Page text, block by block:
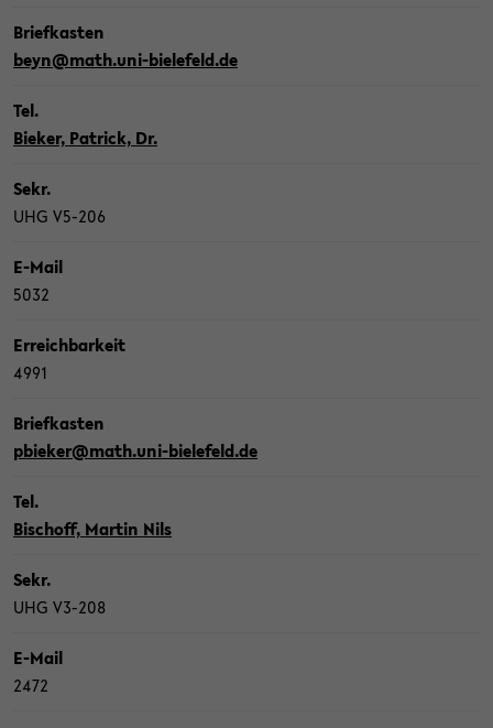
Brief­kas­ten
beyn@math.uni-​bielefeld.de
Tel.
Bie­ker, Pa­trick, Dr.
Sekr.
UHG V5-​206
E-​Mail
5032
Er­reich­bar­keit
4991
Brief­kas­ten
pbie­ker@math.uni-​bielefeld.de
Tel.
Bi­schoff, Mar­tin Nils
Sekr.
UHG V3-​208
E-​Mail
2472